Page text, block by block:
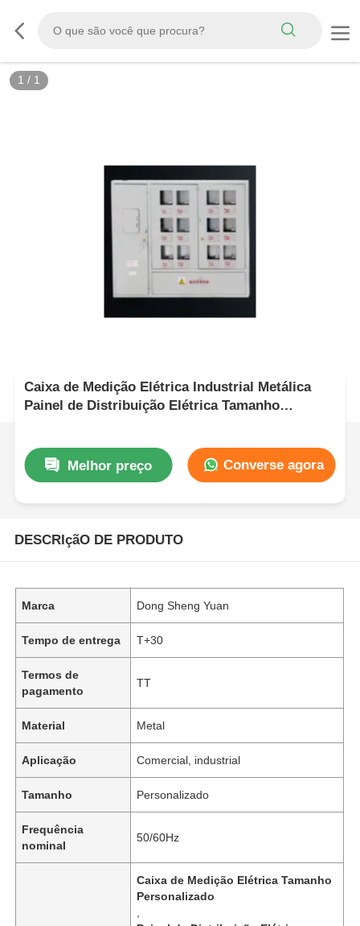
1 / 1
Caixa de Medição Elétrica Industrial Metálica
Painel de Distribuição Elétrica Tamanho
Melhor preço Converse agora
DESCRIçãO DE PRODUTO
Marca Dong Sheng Yuan
Tempo de entrega T+30
Termos de
pagamento
TT
Material Metal
Aplicação Comercial, industrial
Tamanho Personalizado
Frequência
nominal
50/60Hz
Caixa de Medição Elétrica Tamanho
Personalizado